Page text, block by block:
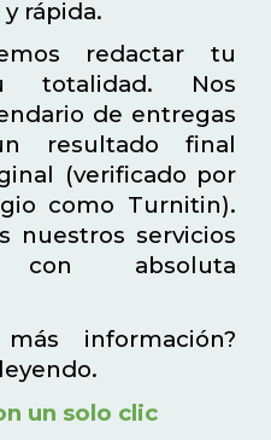
rápida.
redactar tu
totalidad. Nos
de entregas
resultado final
(verificado por
como Turnitin).
nuestros servicios
absoluta
información?
un solo clic